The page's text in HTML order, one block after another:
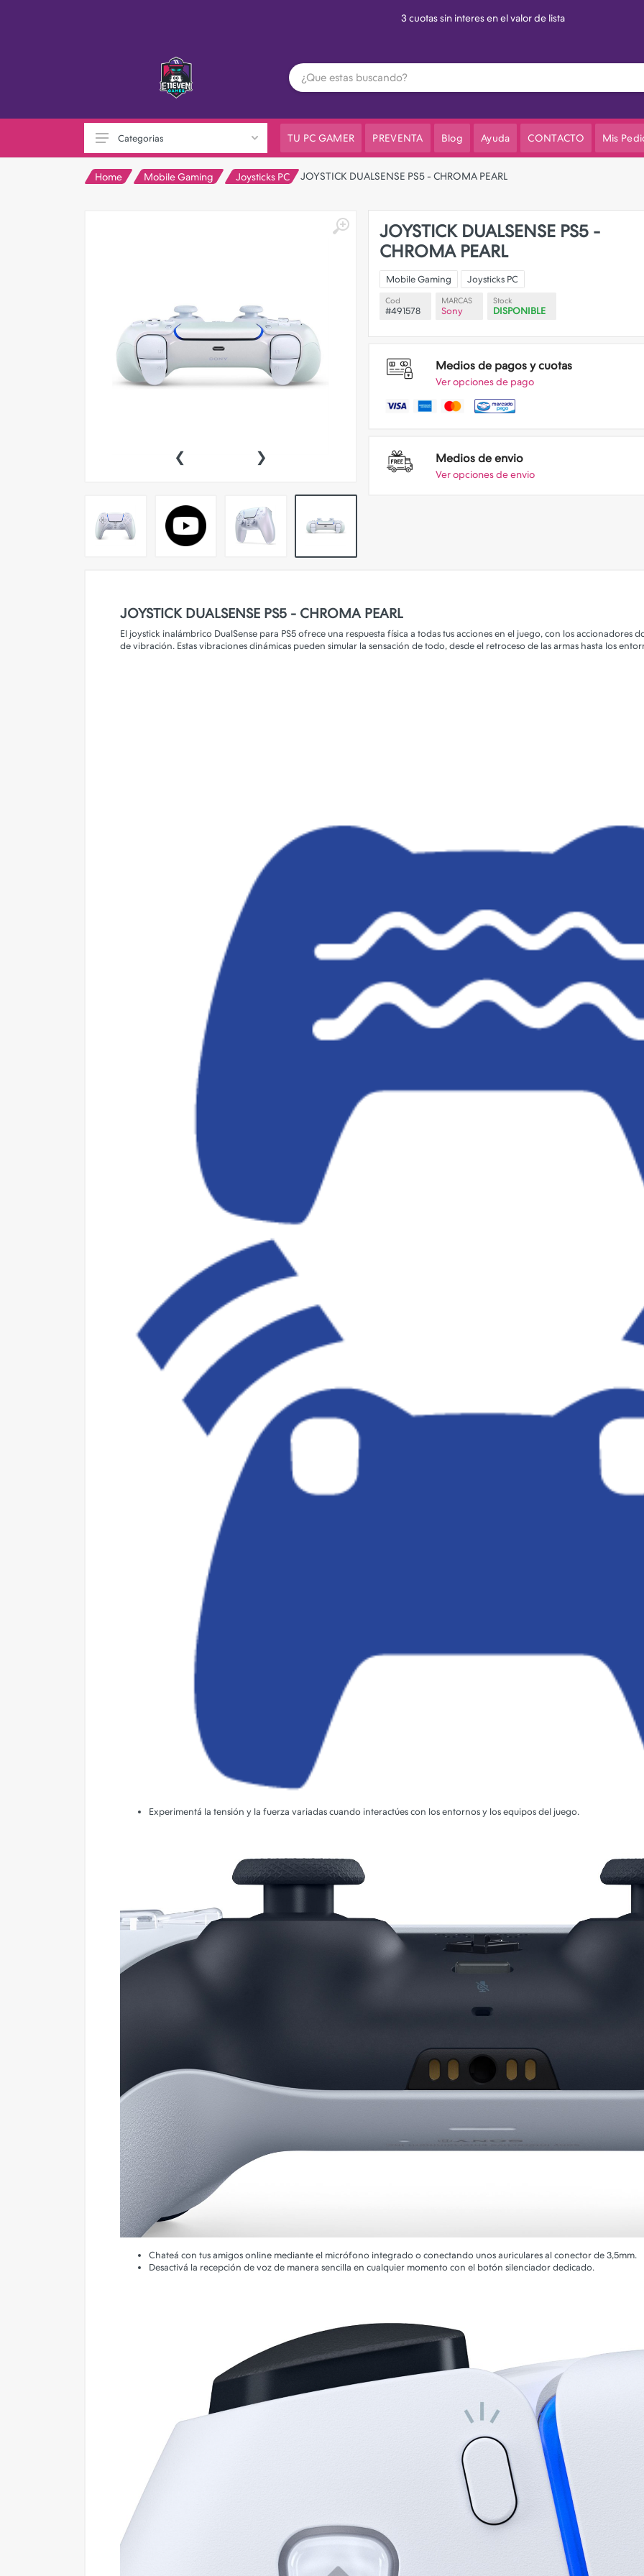
3 cuotas sin interes en el valor de lista
Pokemon TCG
Preventas
SEMINUEVOS
Perifericos PC
2X1 DIGITALES PS4/PS5
Camara de Seguridad
Categorias TU PC GAMER PREVENTA Blog Ayuda CONTACTO Mis
Home Mobile Gaming Joysticks PC JOYSTICK DUALSENSE PS5 - CHROMA PEARL
‹ ›
JOYSTICK DUALSENSE PS5 -
CHROMA PEARL
Mobile Gaming Joysticks PC
Cod
#491578
MARCAS
Sony
Stock
DISPONIBLE
Medios de pagos y cuotas
Ver opciones de pago
Medios de envio
Ver opciones de envio
JOYSTICK DUALSENSE PS5 - CHROMA PEARL
El joystick inalámbrico DualSense para PS5 ofrece una respuesta física a todas tus acciones en el juego, con los accionadores
de vibración. Estas vibraciones dinámicas pueden simular la sensación de todo, desde el retroceso de las armas hasta los
Experimentá la tensión y la fuerza variadas cuando interactúes con los entornos y los equipos del juego.
Chateá con tus amigos online mediante el micrófono integrado o conectando unos auriculares al conector de 3,5mm.
Desactivá la recepción de voz de manera sencilla en cualquier momento con el botón silenciador dedicado.